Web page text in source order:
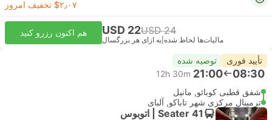
‎$۲٫۰۷ تخفیف امروز
USD 24
USD 22
مالیات‌ها لحاظ شده به ازای هر بزرگسال
هم اکنون رزرو کنید
تأیید فوری توصیه شده
08:30
21:00
12h 30m
شفق قطبی کوبائو, مانیل
ترمینال مرکزی شهر تاباکو, آلبای
Seater 41 | اتوبوس